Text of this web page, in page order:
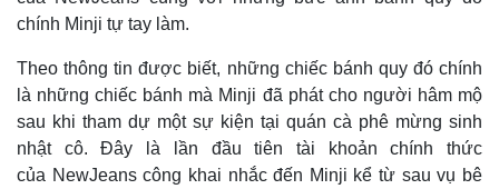
chính Minji tự tay làm.
Theo thông tin được biết, những chiếc bánh quy đó chính
là những chiếc bánh mà Minji đã phát cho người hâm mộ
sau khi tham dự một sự kiện tại quán cà phê mừng sinh
nhật cô. Đây là lần đầu tiên tài khoản chính thức
của NewJeans công khai nhắc đến Minji kể từ sau vụ bê